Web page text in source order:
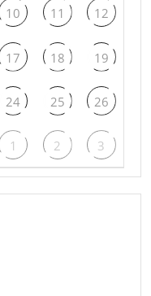
10 11 12
17 18 19
24 25 26
1 2 3